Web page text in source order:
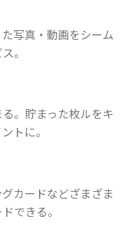
写真・動画をシーム
。
。貯まった枚ルをキ
トに。
カードなどざまざま
できる。